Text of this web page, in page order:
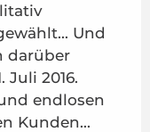
Und
darüber
Juli 2016.
endlosen
Kunden...